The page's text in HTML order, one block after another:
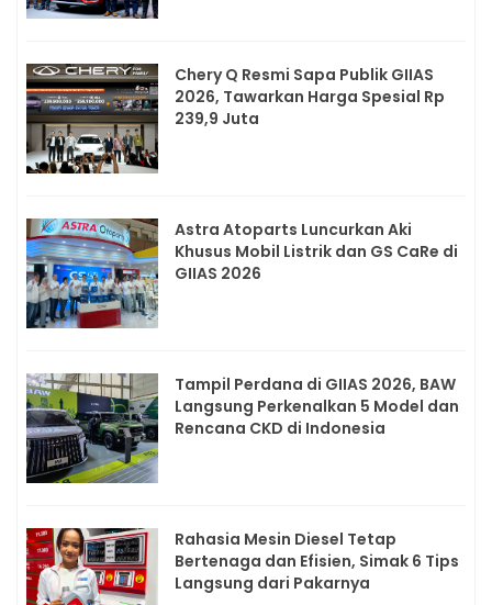
Chery Q Resmi Sapa Publik GIIAS
2026, Tawarkan Harga Spesial Rp
239,9 Juta
Astra Atoparts Luncurkan Aki
Khusus Mobil Listrik dan GS CaRe di
GIIAS 2026
Tampil Perdana di GIIAS 2026, BAW
Langsung Perkenalkan 5 Model dan
Rencana CKD di Indonesia
Rahasia Mesin Diesel Tetap
Bertenaga dan Efisien, Simak 6 Tips
Langsung dari Pakarnya